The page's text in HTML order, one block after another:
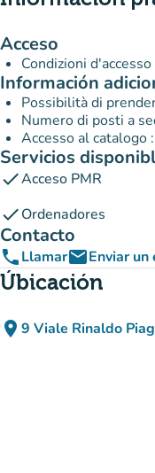
Acceso
Condizioni
Información
Possibilità di
Numero di posti a
Accesso al catalogo :
Servicios
checkAcceso PMR
checkOrdenadores
Contacto
phoneLlamaremailEnviar un
Úbicación
place 9 Viale Rinaldo